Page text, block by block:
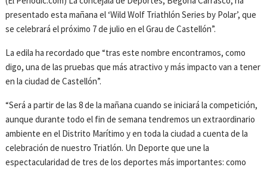
presentado esta mañana el ‘Wild Wolf Triathlón Series by Polar’, que
se celebrará el próximo 7 de julio en el Grau de Castellón”.
La edila ha recordado que “tras este nombre encontramos, como
digo, una de las pruebas que más atractivo y más impacto van a tener
en la ciudad de Castellón”.
“Será a partir de las 8 de la mañana cuando se iniciará la competición,
aunque durante todo el fin de semana tendremos un extraordinario
ambiente en el Distrito Marítimo y en toda la ciudad a cuenta de la
celebración de nuestro Triatlón. Un Deporte que une la
espectacularidad de tres de los deportes más importantes: como